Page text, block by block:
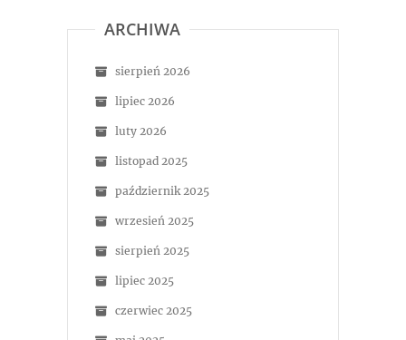
ARCHIWA
sierpień 2026
lipiec 2026
luty 2026
listopad 2025
październik 2025
wrzesień 2025
sierpień 2025
lipiec 2025
czerwiec 2025